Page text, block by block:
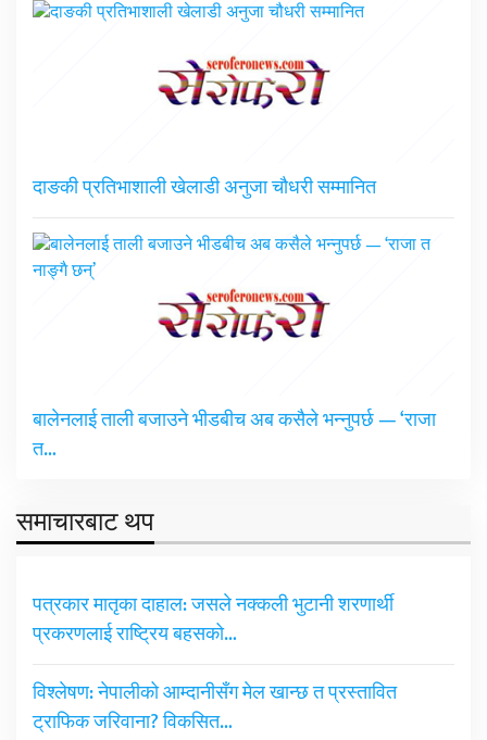
दाङकी प्रतिभाशाली खेलाडी अनुजा चौधरी सम्मानित
बालेनलाई ताली बजाउने भीडबीच अब कसैले भन्नुपर्छ — ‘राजा
त…
समाचारबाट थप
पत्रकार मातृका दाहाल: जसले नक्कली भुटानी शरणार्थी
प्रकरणलाई राष्ट्रिय बहसको…
विश्लेषण: नेपालीको आम्दानीसँग मेल खान्छ त प्रस्तावित
ट्राफिक जरिवाना? विकसित…